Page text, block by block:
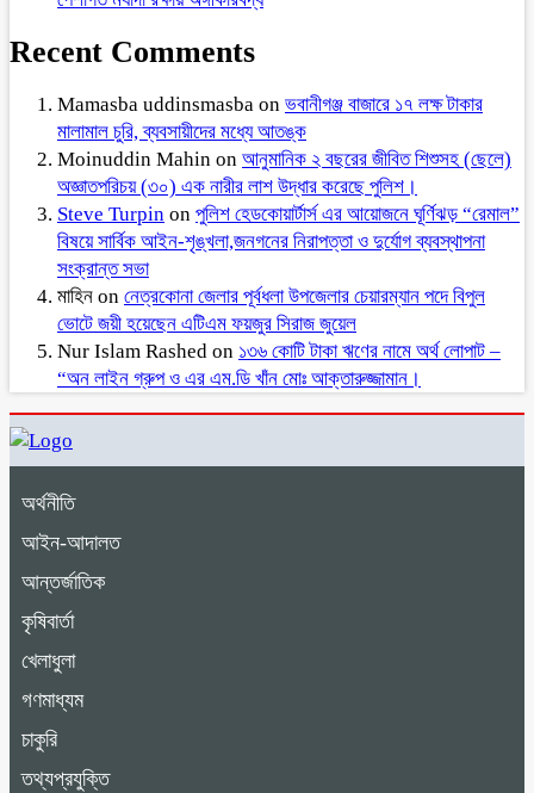
Recent Comments
Mamasba uddinsmasba on ভবানীগঞ্জ বাজারে ১৭ লক্ষ টাকার
মালামাল চুরি, ব্যবসায়ীদের মধ্যে আতঙ্ক
Moinuddin Mahin on আনুমানিক ২ বছরের জীবিত শিশুসহ (ছেলে)
অজ্ঞাতপরিচয় (৩০) এক নারীর লাশ উদ্ধার করেছে পুলিশ।
Steve Turpin on পুলিশ হেডকোয়ার্টার্স এর আয়োজনে ঘূর্ণিঝড় “রেমাল”
বিষয়ে সার্বিক আইন-শৃঙ্খলা,জনগনের নিরাপত্তা ও দুর্যোগ ব্যবস্থাপনা
সংক্রান্ত সভা
মাহিন on নেত্রকোনা জেলার পূর্বধলা উপজেলার চেয়ারম্যান পদে বিপুল
ভোটে জয়ী হয়েছেন এটিএম ফয়জুর সিরাজ জুয়েল
Nur Islam Rashed on ১৩৬ কোটি টাকা ঋণের নামে অর্থ লোপাট –
“অন লাইন গ্রুপ ও এর এম.ডি খাঁন মোঃ আক্তারুজ্জামান।
অর্থনীতি
আইন-আদালত
আন্তর্জাতিক
কৃষিবার্তা
খেলাধুলা
গণমাধ্যম
চাকুরি
তথ্যপ্রযুক্তি